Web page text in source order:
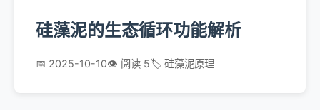
硅藻泥的生态循环功能解析
📅 2025-10-10👁️ 阅读 5🏷️ 硅藻泥原理